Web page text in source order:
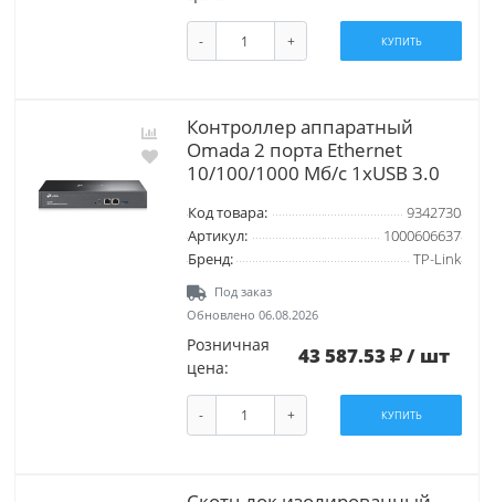
- + КУПИТЬ
Контроллер аппаратный
Omada 2 порта Ethernet
10/100/1000 Мб/с 1хUSB 3.0
Код товара:
9342730
Артикул:
1000606637
Бренд:
TP-Link
Под заказ
Обновлено 06.08.2026
Розничная
цена:
43 587.53 / шт
- + КУПИТЬ